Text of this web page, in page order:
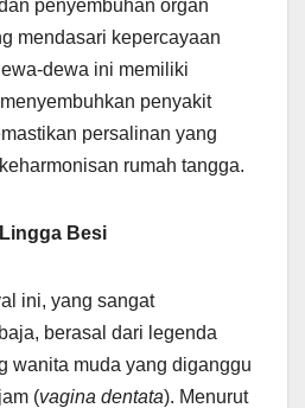
penyembuhan organ
mendasari kepercayaan
dewa ini memiliki
penyakit
persalinan yang
rumah tangga.
Besi
ini, yang sangat
berasal dari legenda
wanita muda yang diganggu
(vagina dentata). Menurut